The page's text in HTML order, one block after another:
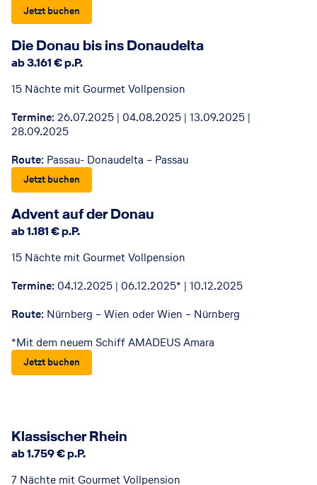
Jetzt buchen
Die Donau bis ins Donaudelta
ab 3.161 € p.P.
15 Nächte mit Gourmet Vollpension
Termine: 26.07.2025 | 04.08.2025 | 13.09.2025 |
28.09.2025
Route: Passau- Donaudelta – Passau
Jetzt buchen
Advent auf der Donau
ab 1.181 € p.P.
15 Nächte mit Gourmet Vollpension
Termine: 04.12.2025 | 06.12.2025* | 10.12.2025
Route: Nürnberg – Wien oder Wien – Nürnberg
*Mit dem neuem Schiff AMADEUS Amara
Jetzt buchen
Klassischer Rhein
ab 1.759 € p.P.
7 Nächte mit Gourmet Vollpension